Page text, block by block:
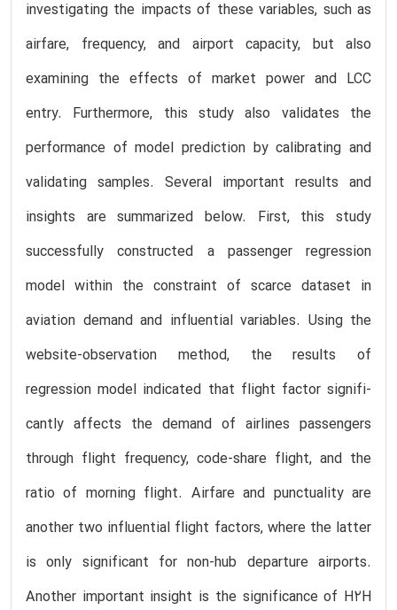
investigating the impacts of these variables, such as
airfare, frequency, and airport capacity, but also
examining the effects of market power and LCC
entry. Furthermore, this study also validates the
performance of model prediction by calibrating and
validating samples. Several important results and
insights are summarized below. First, this study
successfully constructed a passenger regression
model within the constraint of scarce dataset in
aviation demand and influential variables. Using the
website-observation method, the results of
regression model indicated that flight factor signifi-
cantly affects the demand of airlines passengers
through flight frequency, code-share flight, and the
ratio of morning flight. Airfare and punctuality are
another two influential flight factors, where the latter
is only significant for non-hub departure airports.
Another important insight is the significance of H2H